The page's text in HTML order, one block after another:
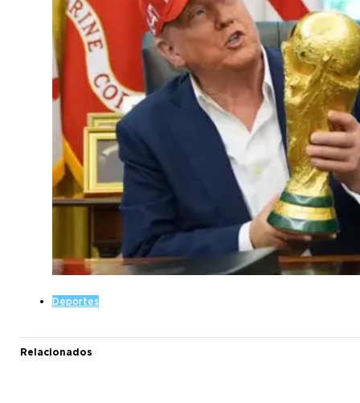
Deportes
Relacionados